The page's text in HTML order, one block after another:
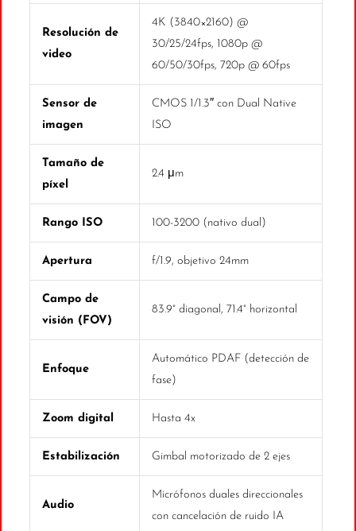
Resolución de
video
4K (3840×2160) @
30/25/24fps, 1080p @
60/50/30fps, 720p @ 60fps
Sensor de
imagen
CMOS 1/1.3″ con Dual Native
ISO
Tamaño de
píxel
2.4 μm
Rango ISO 100-3200 (nativo dual)
Apertura f/1.9, objetivo 24mm
Campo de
visión (FOV)
83.9° diagonal, 71.4° horizontal
Enfoque
Automático PDAF (detección de
fase)
Zoom digital Hasta 4x
Estabilización Gimbal motorizado de 2 ejes
Audio
Micrófonos duales direccionales
con cancelación de ruido IA